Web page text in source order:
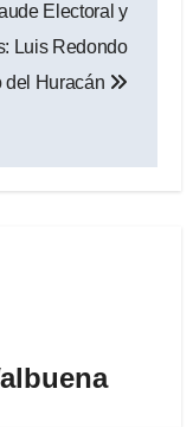
Electoral y
Luis Redondo
del Huracán